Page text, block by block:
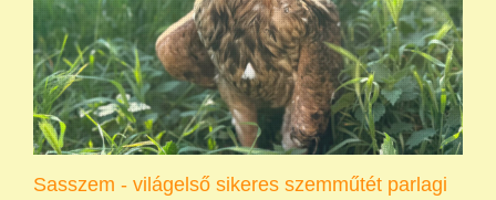
Sasszem - világelső sikeres szemműtét parlagi